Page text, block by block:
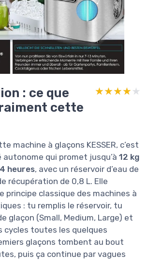
: ce que
cette
★★★★★
★★★★★
machine à glaçons KESSER, c’est
qui promet jusqu’à 12 kg
heures, avec un réservoir d’eau de
récupération de 0,8 L. Elle
principe classique des machines à
: tu remplis le réservoir, tu
glaçon (Small, Medium, Large) et
cycles toutes les quelques
glaçons tombent au bout
puis ça continue par vagues